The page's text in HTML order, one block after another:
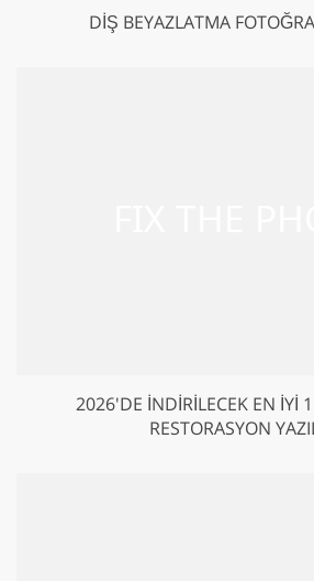
DIŞ BEYAZLATMA
2026'DE İNDIRILECEK EN İYI
RESTORASYON